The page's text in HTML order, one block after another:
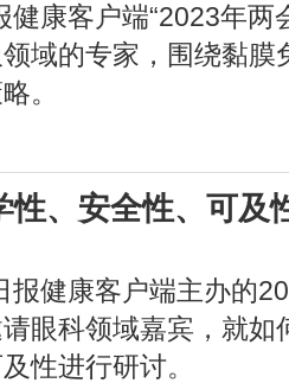
健康客户端“2023年两
域的专家，围绕黏膜
。
性、安全性、可及
报健康客户端主办的
眼科领域嘉宾，就如
性进行研讨。